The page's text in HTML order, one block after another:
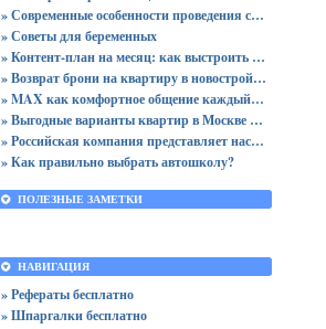
» Современные особенности проведения сертификации
» Советы для беременных
» Контент-план на месяц: как выстроить стратегию публикаций без хаоса
» Возврат брони на квартиру в новостройке - пошаговая инструкция и советы юриста
» MAX как комфортное общение каждый день: звонки без ограничений и файлы до 4 ГБ
» Выгодные варианты квартир в Москве с доступными ценами для покупки без переплат
» Российская компания представляет настольный ПК
» Как правильно выбрать автошколу?
ПОЛЕЗНЫЕ ЗАМЕТКИ
НАВИГАЦИЯ
» Рефераты бесплатно
» Шпаргалки бесплатно